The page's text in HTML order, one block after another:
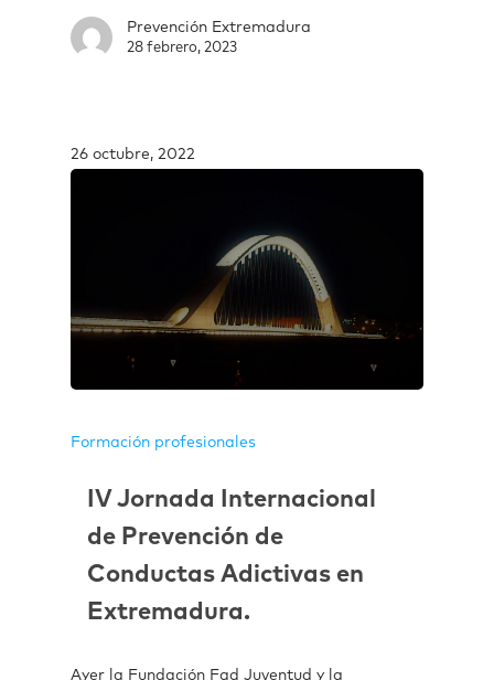
Prevención Extremadura
28 febrero, 2023
26 octubre, 2022
Formación profesionales
IV Jornada Internacional
de Prevención de
Conductas Adictivas en
Extremadura.
Ayer la Fundación Fad Juventud y la